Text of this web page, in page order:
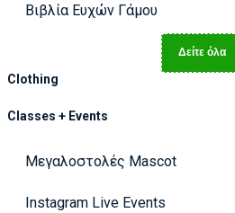
Βιβλία Ευχών Γάμου
Δείτε όλα
Clothing
Classes + Events
Μεγαλοστολές Mascot
Instagram Live Events